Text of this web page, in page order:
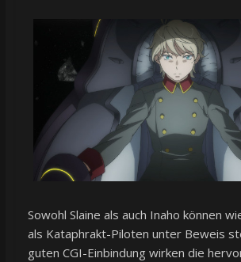
Sowohl Slaine als auch Inaho können
als Kataphrakt-Piloten unter Beweis
guten CGI-Einbindung wirken die